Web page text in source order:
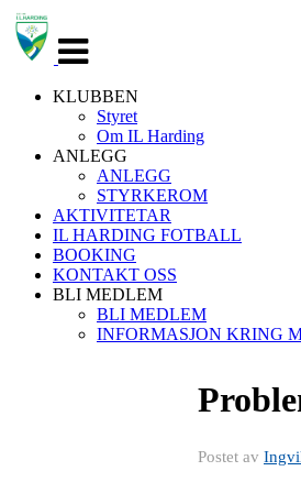
navigasjon
KLUBBEN
Styret
Om IL Harding
ANLEGG
ANLEGG
STYRKEROM
AKTIVITETAR
IL HARDING FOTBALL
BOOKING
KONTAKT OSS
BLI MEDLEM
BLI MEDLEM
INFORMASJON KRING
Postet av